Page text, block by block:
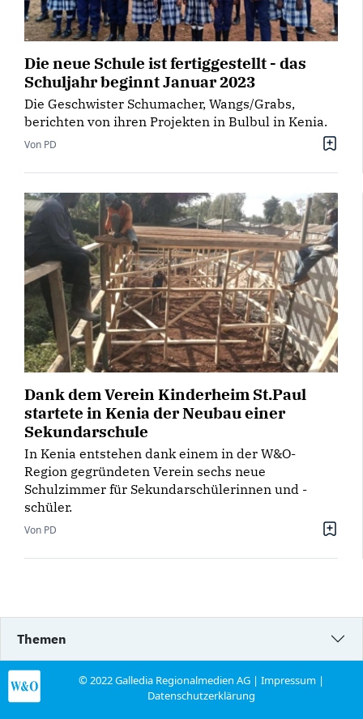
Die neue Schule ist fertiggestellt - das
Schuljahr beginnt Januar 2023
Die Geschwister Schumacher, Wangs/Grabs,
berichten von ihren Projekten in Bulbul in Kenia.
Von PD
Dank dem Verein Kinderheim St.Paul
startete in Kenia der Neubau einer
Sekundarschule
In Kenia entstehen dank einem in der W&O-
Region gegründeten Verein sechs neue
Schulzimmer für Sekundarschülerinnen und -
schüler.
Von PD
Themen
© 2022 Galledia Regionalmedien AG |Impressum |
Datenschutzerklärung